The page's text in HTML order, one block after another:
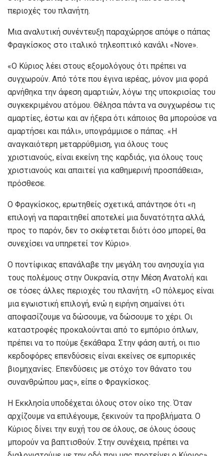
περιοχές του πλανήτη.
Μια αναλυτική συνέντευξη παραχώρησε απόψε ο πάπας
Φραγκίσκος στο ιταλικό τηλεοπτικό κανάλι «Nove».
«Ο Κύριος λέει στους εξομολόγους ότι πρέπει να
συγχωρούν. Από τότε που έγινα ιερέας, μόνον μια φορά
αρνήθηκα την άφεση αμαρτιών, λόγω της υποκρισίας του
συγκεκριμένου ατόμου. Θέλησα πάντα να συγχωρέσω τις
αμαρτίες, έστω και αν ήξερα ότι κάποιος θα μπορούσε να
αμαρτήσει και πάλι», υπογράμμισε ο πάπας. «Η
αναγκαιότερη μεταρρύθμιση, για όλους τους
χριστιανούς, είναι εκείνη της καρδιάς, για όλους τους
χριστιανούς και απαιτεί για καθημερινή προσπάθεια»,
πρόσθεσε.
Ο Φραγκίσκος, ερωτηθείς σχετικά, απάντησε ότι «η
επιλογή να παραιτηθεί αποτελεί μια δυνατότητα αλλά,
προς το παρόν, δεν το σκέφτεται διότι όσο μπορεί, θα
συνεχίσει να υπηρετεί τον Κύριο».
Ο ποντίφικας επανάλαβε την μεγάλη του ανησυχία για
τους πολέμους στην Ουκρανία, στην Μέση Ανατολή και
σε τόσες άλλες περιοχές του πλανήτη. «Ο πόλεμος είναι
μια εγωιστική επιλογή, ενώ η ειρήνη σημαίνει ότι
αποφασίζουμε να δώσουμε, να δώσουμε το χέρι. Οι
καταστροφές προκαλούνται από το εμπόριο όπλων,
πρέπει να το πούμε ξεκάθαρα. Στην φάση αυτή, οι πιο
κερδοφόρες επενδύσεις είναι εκείνες σε εμπορικές
βιομηχανίες. Επενδύσεις με στόχο τον θάνατο του
συνανθρώπου μας», είπε ο Φραγκίσκος.
Η Εκκλησία υποδέχεται όλους στον οίκο της. Όταν
αρχίζουμε να επιλέγουμε, ξεκινούν τα προβλήματα. Ο
Κύριος δίνει την ευχή του σε όλους, σε όλους όσους
μπορούν να βαπτισθούν. Στην συνέχεια, πρέπει να